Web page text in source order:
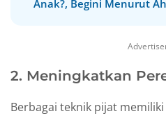
Anak?, Begini Menurut
2. Meningkatkan
Berbagai teknik pijat